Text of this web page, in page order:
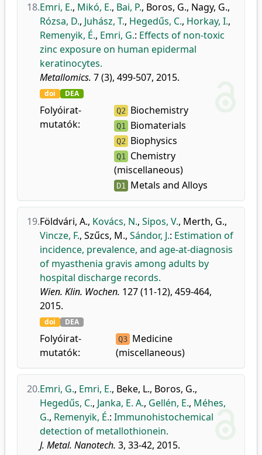
18.Emri, E., Mikó, E., Bai, P., Boros, G., Nagy, G.,
Rózsa, D., Juhász, T., Hegedűs, C., Horkay, I.,
Remenyik, É., Emri, G.: Effects of non-toxic
zinc exposure on human epidermal
keratinocytes.
Metallomics. 7 (3), 499-507, 2015.
doi DEA
Folyóirat-
mutatók:
Q2 Biochemistry
Q1 Biomaterials
Q2 Biophysics
Q1
Chemistry
(miscellaneous)
D1 Metals and Alloys
19.Földvári, A., Kovács, N., Sipos, V., Merth, G.,
Vincze, F., Szűcs, M., Sándor, J.: Estimation of
incidence, prevalence, and age-at-diagnosis
of myasthenia gravis among adults by
hospital discharge records.
Wien. Klin. Wochen. 127 (11-12), 459-464,
2015.
doi DEA
Folyóirat-
mutatók:
Q3 Medicine
(miscellaneous)
20.Emri, G., Emri, E., Beke, L., Boros, G.,
Hegedűs, C., Janka, E. A., Gellén, E., Méhes,
G., Remenyik, É.: Immunohistochemical
detection of metallothionein.
J. Metal. Nanotech. 3, 33-42, 2015.